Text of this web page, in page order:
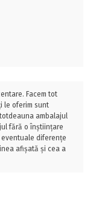
Facem tot
le oferim sunt
ambalajul
fără o înștiințare
diferențe
afișată și cea a